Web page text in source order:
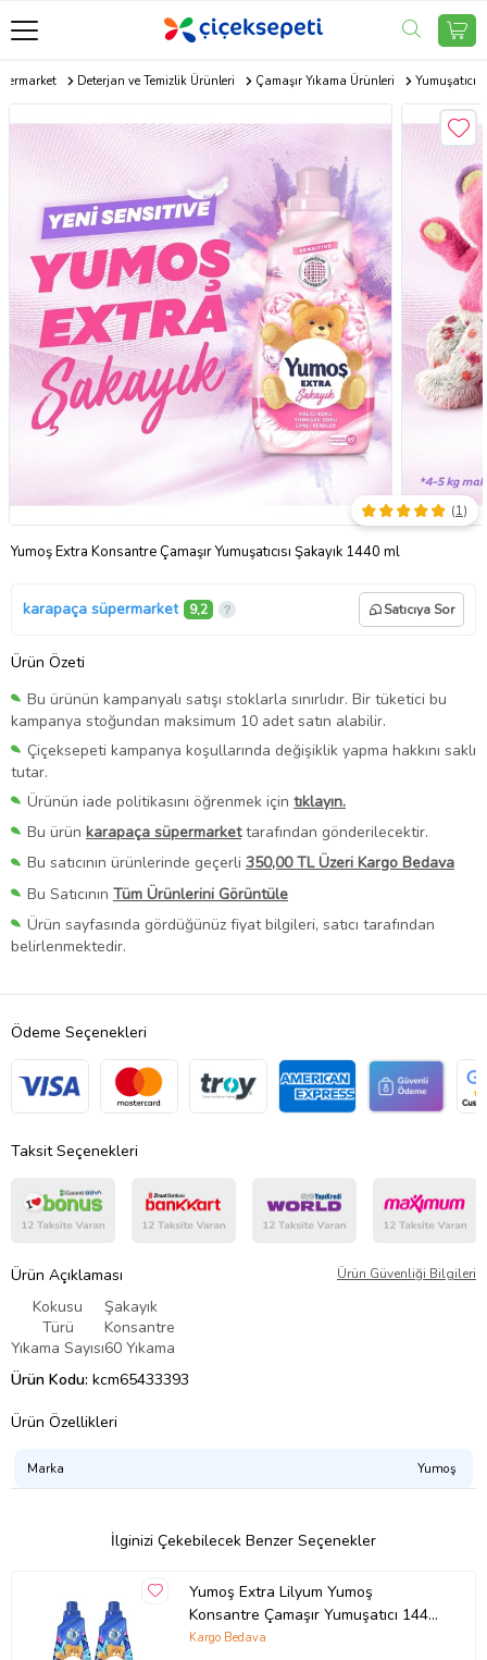
Deterjan ve Temizlik Ürünleri Çamaşır Yıkama Ürünleri Yumuşatıcı
Yumoş Extra Konsantre Çamaşır Yumuşatıcısı Şakayık 1440 ml
(1)
karapaça süpermarket 9,2 Satıcıya Sor
Ürün Özeti
Bu ürünün kampanyalı satışı stoklarla sınırlıdır. Bir tüketici bu
kampanya stoğundan maksimum 10 adet satın alabilir.
Çiçeksepeti kampanya koşullarında değişiklik yapma hakkını saklı
tutar.
Ürünün iade politikasını öğrenmek için tıklayın.
Bu ürün karapaça süpermarkettarafından gönderilecektir.
Bu satıcının ürünlerinde geçerli 350,00 TL Üzeri Kargo Bedava
Bu Satıcının Tüm Ürünlerini Görüntüle
Ürün sayfasında gördüğünüz fiyat bilgileri, satıcı tarafından
belirlenmektedir.
Ödeme Seçenekleri
Taksit Seçenekleri
Ürün Açıklaması Ürün Güvenliği Bilgileri
Kokusu
Şakayık
Türü
Konsantre
Yıkama Sayısı60 Yıkama
Ürün Kodu: kcm65433393
Ürün Özellikleri
Marka Yumoş
İlginizi Çekebilecek Benzer Seçenekler
Yumoş Extra Lilyum Yumoş
Konsantre Çamaşır Yumuşatıcı 1440
Kargo Bedava